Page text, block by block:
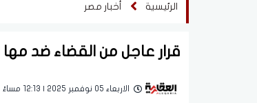
الرئيسية أخبار مصر
قرار عاجل من القضاء ضد
الاربعاء 05 نوفمبر 2025 | 12:13 مساءً